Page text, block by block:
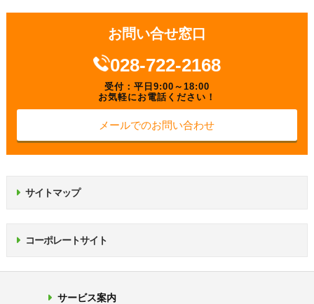
お問い合せ窓口
028-722-2168
受付：平日9:00～18:00
お気軽にお電話ください！
メールでのお問い合わせ
サイトマップ
コーポレートサイト
サービス案内